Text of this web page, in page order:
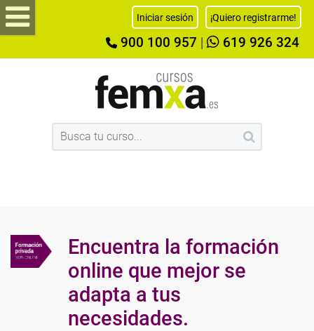
Iniciar sesión ¡Quiero registrarme!
900 100 957 619 926 324
Encuentra la formación
online que mejor se
adapta a tus
necesidades.